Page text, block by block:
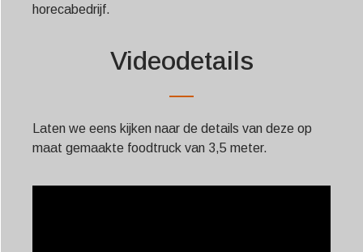
horecabedrijf.
Videodetails
Laten we eens kijken naar de details van deze op
maat gemaakte foodtruck van 3,5 meter.